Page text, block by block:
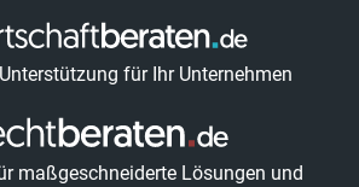
für Ihr Unternehmen
maßgeschneiderte Lösungen und